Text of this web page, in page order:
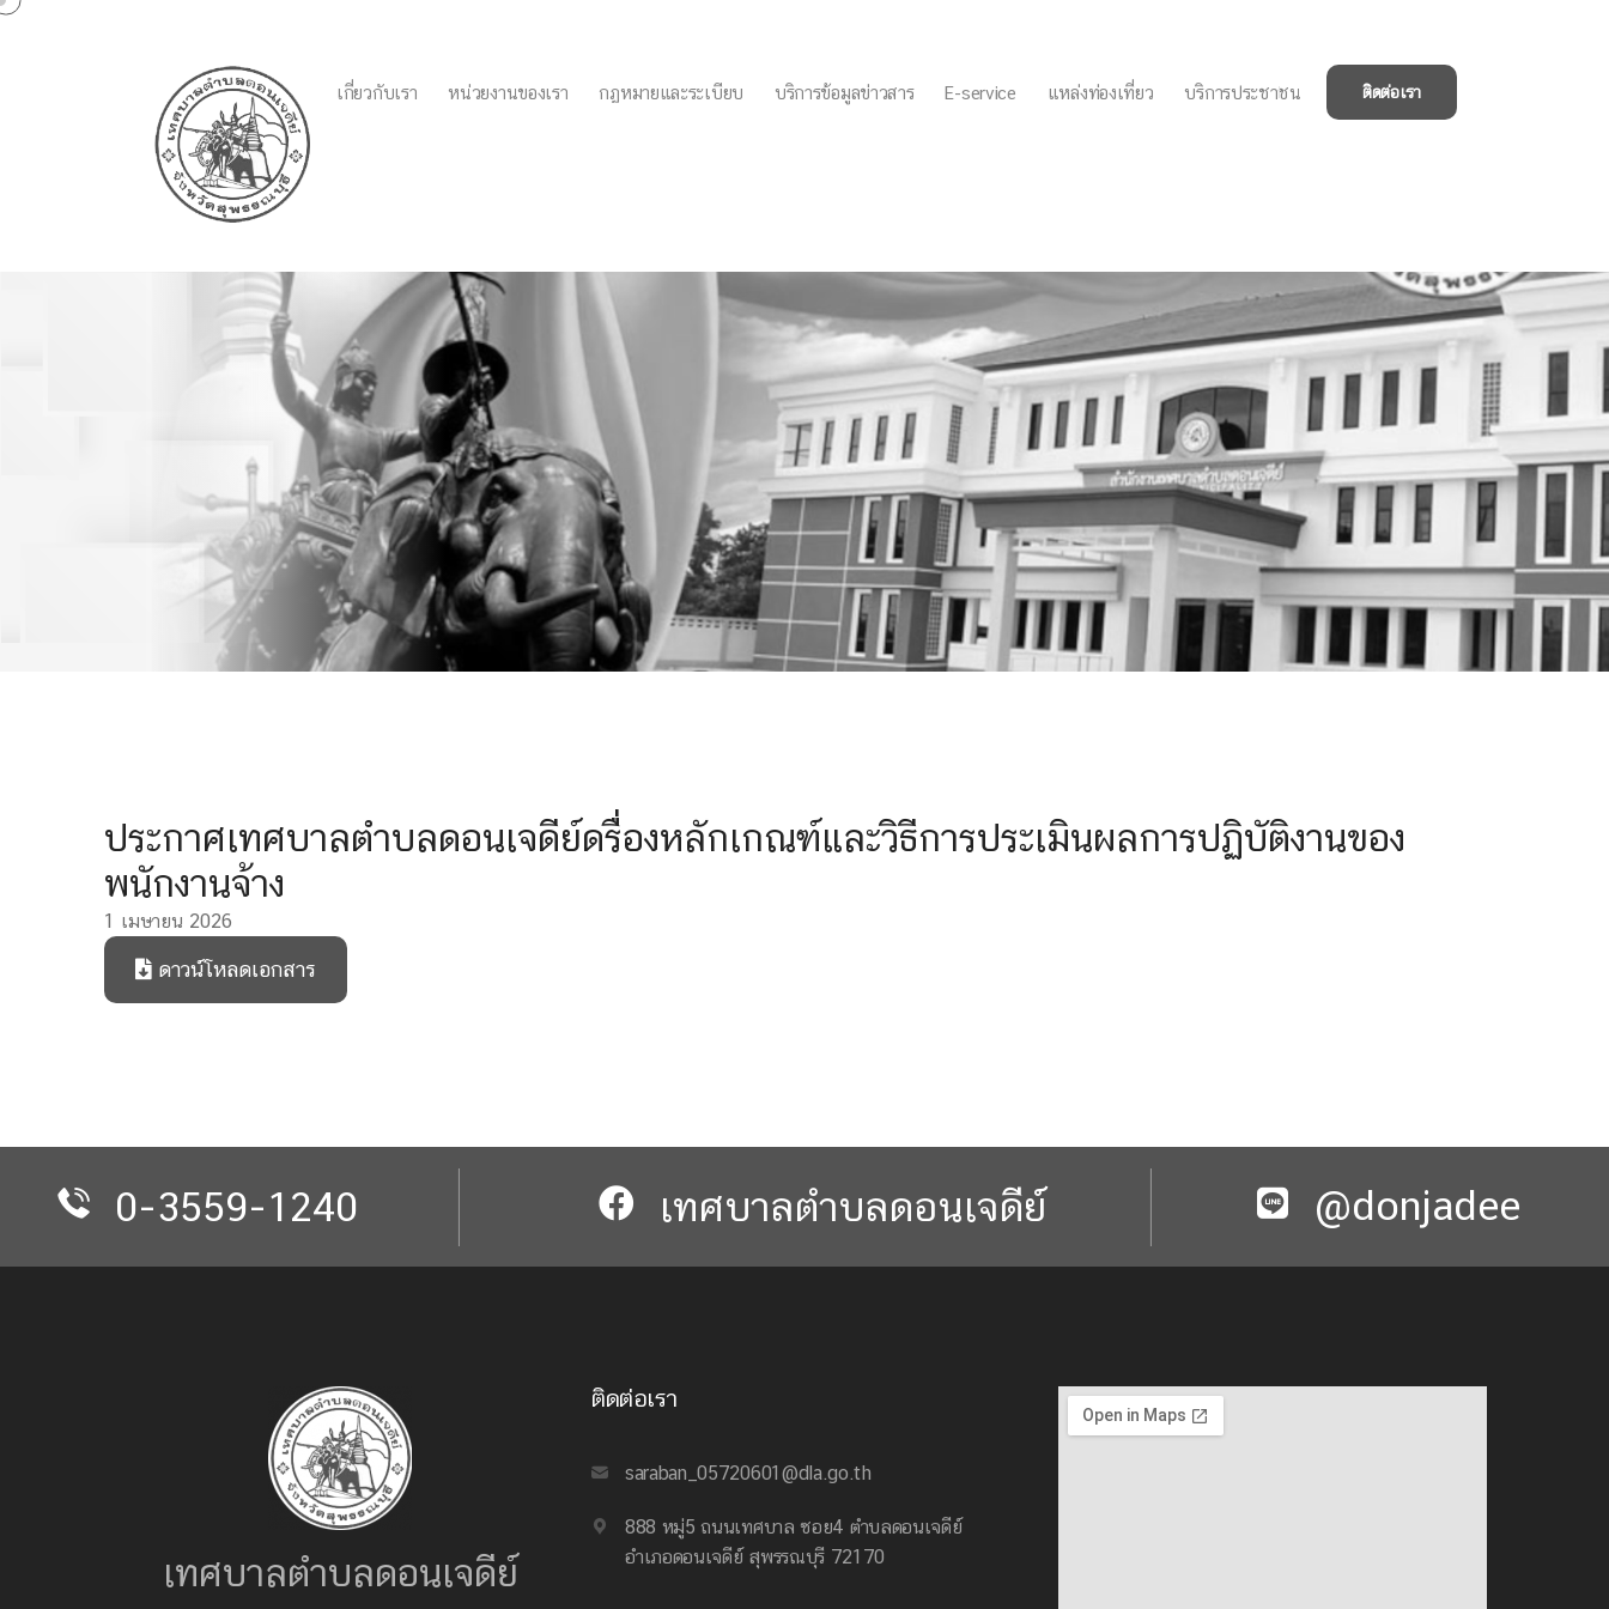
เกี่ยวกับเรา หน่วยงานของเรา กฏหมายและระเบียบ บริการข้อมูลข่าวสาร E-service แหล่งท่องเที่ยว บริการประชาชน ติดต่อเรา
ประกาศเทศบาลตำบลดอนเจดีย์ดรื่องหลักเกณฑ์และวิธีการประเมินผลการ
ปฏิบัติงานของพนักงานจ้าง
ประกาศเทศบาลตำบลดอนเจดีย์ดรื่องหลักเกณฑ์และวิธีการประเมินผลการปฏิบัติงานของ
พนักงานจ้าง
1 เมษายน 2026
ดาวน์โหลดเอกสาร
0-3559-1240 เทศบาลตำบลดอนเจดีย์​​ @donjadee​
เทศบาลตำบลดอนเจดีย์
ติดต่อเรา
saraban_05720601@dla.go.th
888 หมู่5 ถนนเทศบาล ซอย4 ตำบลดอนเจดีย์
อำเภอดอนเจดีย์ สุพรรณบุรี 72170